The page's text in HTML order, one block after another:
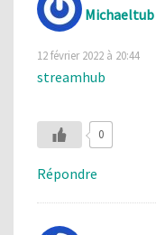
Michaeltub
12 février 2022 à 20:44
streamhub
0
Répondre